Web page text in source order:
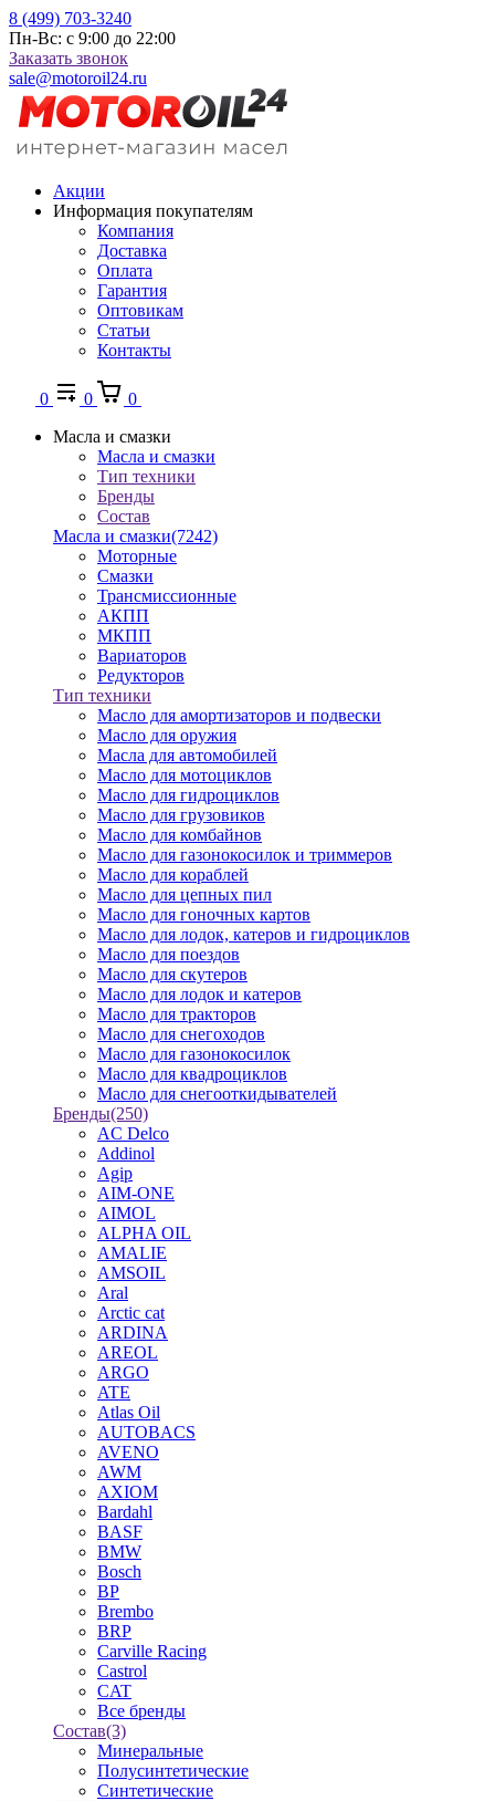
8 (499) 703-3240
Пн-Вс: с 9:00 до 22:00
Заказать звонок
sale@motoroil24.ru
Акции
Информация покупателям
Компания
Доставка
Оплата
Гарантия
Оптовикам
Статьи
Контакты
0 0
0
Масла и смазки
Масла и смазки
Тип техники
Бренды
Состав
Масла и смазки(7242)
Моторные
Смазки
Трансмиссионные
АКПП
МКПП
Вариаторов
Редукторов
Тип техники
Масло для амортизаторов и подвески
Масло для оружия
Масла для автомобилей
Масло для мотоциклов
Масло для гидроциклов
Масло для грузовиков
Масло для комбайнов
Масло для газонокосилок и триммеров
Масло для кораблей
Масло для цепных пил
Масло для гоночных картов
Масло для лодок, катеров и гидроциклов
Масло для поездов
Масло для скутеров
Масло для лодок и катеров
Масло для тракторов
Масло для снегоходов
Масло для газонокосилок
Масло для квадроциклов
Масло для снегооткидывателей
Бренды(250)
AC Delco
Addinol
Agip
AIM-ONE
AIMOL
ALPHA OIL
AMALIE
AMSOIL
Aral
Arctic cat
ARDINA
AREOL
ARGO
ATE
Atlas Oil
AUTOBACS
AVENO
AWM
AXIOM
Bardahl
BASF
BMW
Bosch
BP
Brembo
BRP
Carville Racing
Castrol
CAT
Все бренды
Состав(3)
Минеральные
Полусинтетические
Синтетические